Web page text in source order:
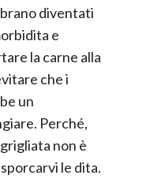
diventati
e
la carne alla
che i
un
Perché,
non è
le dita.